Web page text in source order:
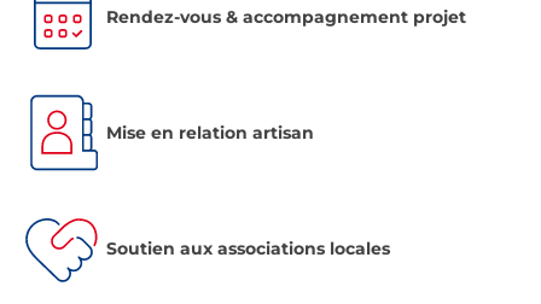
Rendez-vous & accompagnement projet
Mise en relation artisan
Soutien aux associations locales